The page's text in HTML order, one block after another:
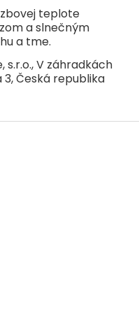
teplote
a slnečným
a tme.
V záhradkách
3, Česká republika